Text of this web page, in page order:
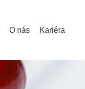
O nás Kariéra